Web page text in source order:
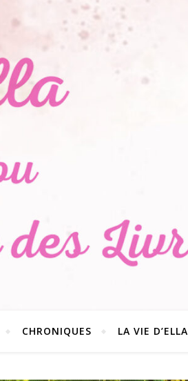
CHRONIQUES LA VIE D’ELLA